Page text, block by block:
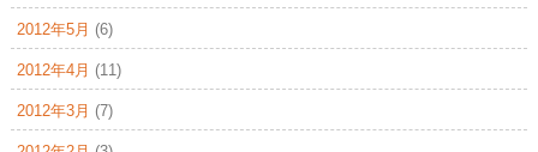
2012年5月 (6)
2012年4月 (11)
2012年3月 (7)